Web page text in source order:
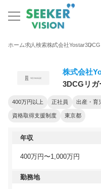
ホーム求人検索株式会社Yostar
株式会社
3DCGリガ
400万円以上 正社員 出産・育
資格取得支援制度 東京都
年収
400万円〜1,000万円
勤務地